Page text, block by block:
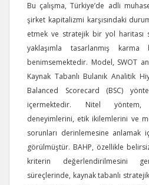
Bu çalışma, Türkiye’de adli
şirket kapitalizmi karşısındaki
etmek ve stratejik bir yol haritası
yaklaşımla tasarlanmış
benimsemektedir. Model, SWOT
Kaynak Tabanlı Bulanık Analitik
Balanced Scorecard (BSC)
içermektedir. Nitel yöntem,
deneyimlerini, etik ikilemlerini ve
sorunları derinlemesine
görülmüştür. BAHP, özellikle
kriterin değerlendirilmesini
süreçlerinde, kaynak tabanlı